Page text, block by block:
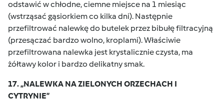
odstawić w chłodne, ciemne miejsce na 1 miesiąc
(wstrząsać gąsiorkiem co kilka dni). Następnie
przefiltrować nalewkę do butelek przez bibułę filtracyjną
(przesączać bardzo wolno, kroplami). Właściwie
przefiltrowana nalewka jest krystalicznie czysta, ma
żółtawy kolor i bardzo delikatny smak.
17. „NALEWKA NA ZIELONYCH ORZECHACH I
CYTRYNIE”